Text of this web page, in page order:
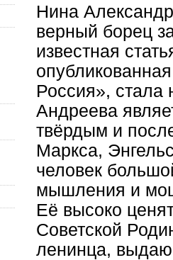
Нина
верный борец
известная
Россия»,
Андреева
твёрдым и
Маркса,
человек
мышления и
Её высоко
Советской
ленинца,